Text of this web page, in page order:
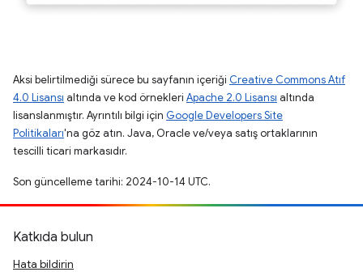
Aksi belirtilmediği sürece bu sayfanın içeriği Creative Commons Atıf
4.0 Lisansı altında ve kod örnekleri Apache 2.0 Lisansı altında
lisanslanmıştır. Ayrıntılı bilgi için Google Developers Site
Politikaları'na göz atın. Java, Oracle ve/veya satış ortaklarının
tescilli ticari markasıdır.
Son güncelleme tarihi: 2024-10-14 UTC.
Katkıda bulun
Hata bildirin